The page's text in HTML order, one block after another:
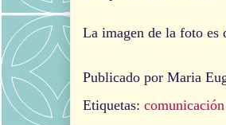
La imagen de la foto es
Publicado por Maria
Etiquetas: